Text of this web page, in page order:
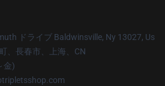
ドライブ Baldwinsville, Ny 13027, Us
、長春市、上海、CN
金)